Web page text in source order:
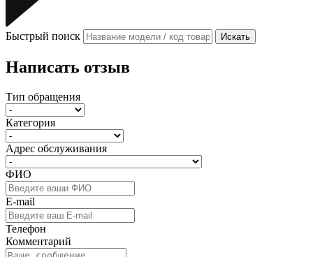
Быстрый поиск Искать
Написать отзыв
Тип обращения
Категория
Адрес обслуживания
ФИО
E-mail
Телефон
Комментарий